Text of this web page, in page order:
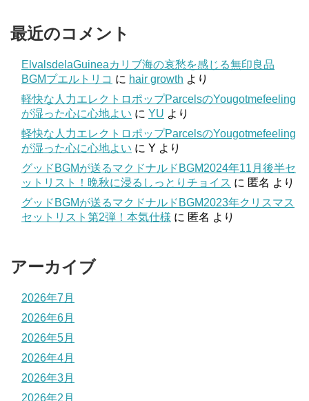
最近のコメント
ElvalsdelaGuineaカリブ海の哀愁を感じる無印良品
BGMプエルトリコ に hair growth より
軽快な人力エレクトロポップParcelsのYougotmefeeling
が湿った心に心地よい に YU より
軽快な人力エレクトロポップParcelsのYougotmefeeling
が湿った心に心地よい に Y より
グッドBGMが送るマクドナルドBGM2024年11月後半セ
ットリスト！晩秋に浸るしっとりチョイス に 匿名 より
グッドBGMが送るマクドナルドBGM2023年クリスマス
セットリスト第2弾！本気仕様 に 匿名 より
アーカイブ
2026年7月
2026年6月
2026年5月
2026年4月
2026年3月
2026年2月